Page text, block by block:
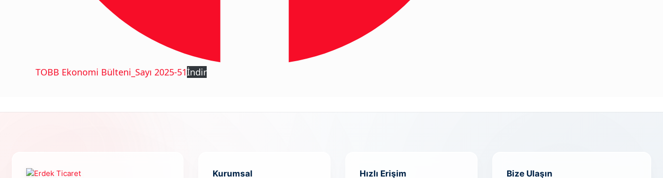
TOBB Ekonomi Bülteni_Sayı 2025-51İndir
Kurumsal Hızlı Erişim Bize Ulaşın